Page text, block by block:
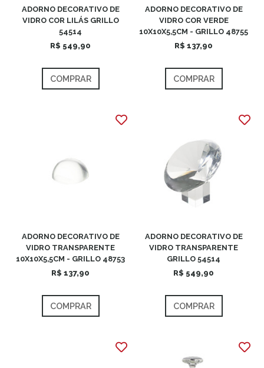
ADORNO DECORATIVO DE
VIDRO COR LILÁS GRILLO
54514
R$ 549,90
COMPRAR
ADORNO DECORATIVO DE
VIDRO COR VERDE
10X10X5,5CM - GRILLO 48755
R$ 137,90
COMPRAR
ADORNO DECORATIVO DE
VIDRO TRANSPARENTE
10X10X5,5CM - GRILLO 48753
R$ 137,90
COMPRAR
ADORNO DECORATIVO DE
VIDRO TRANSPARENTE
GRILLO 54514
R$ 549,90
COMPRAR